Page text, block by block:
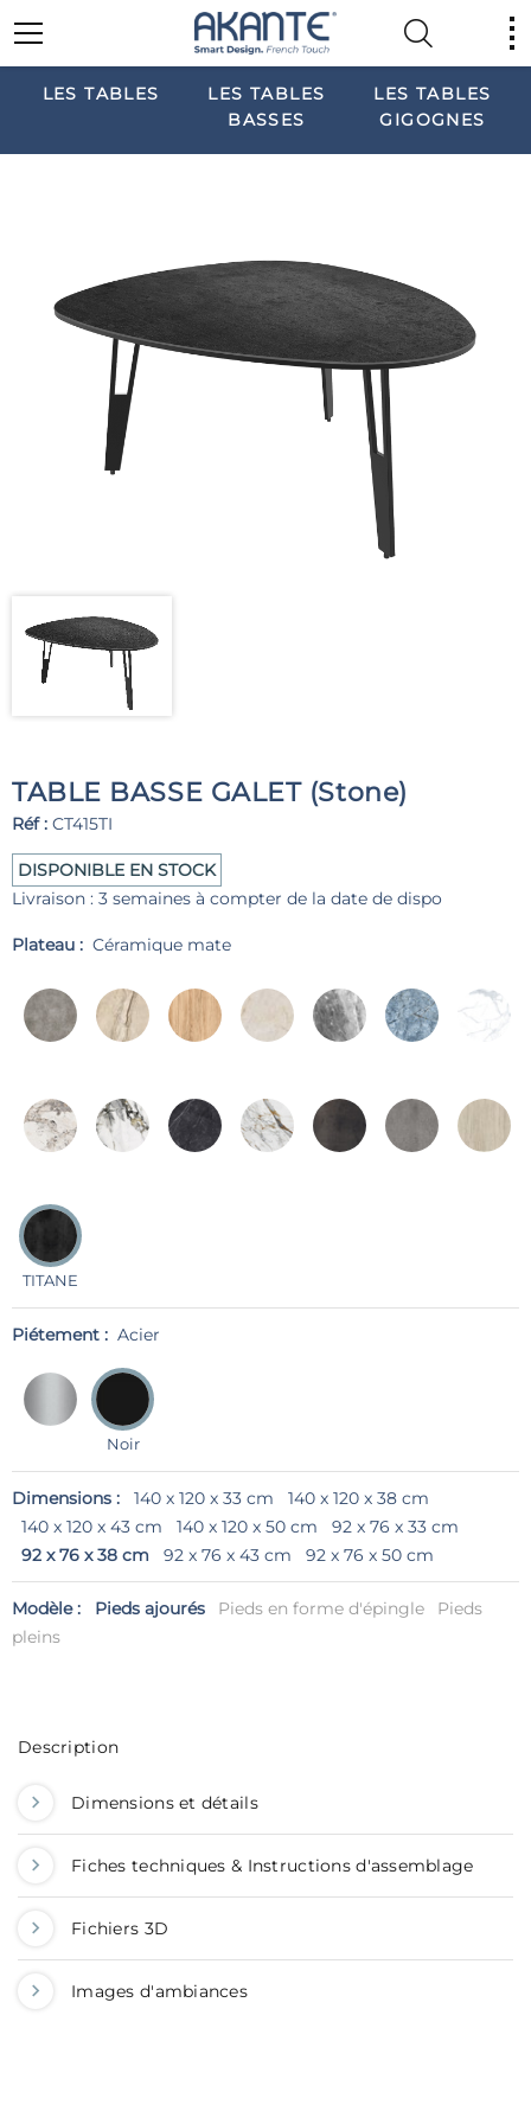
LES TABLES
LES TABLES
BASSES
LES TABLES
GIGOGNES
TABLE BASSE GALET (Stone)
Réf : CT415TI
DISPONIBLE EN STOCK
Livraison : 3 semaines à compter de la date de dispo
Plateau : Céramique mate
TITANE
Piétement : Acier
Noir
Dimensions : 140 x 120 x 33 cm
140 x 120 x 38 cm
140 x 120 x 43 cm
140 x 120 x 50 cm
92 x 76 x 33 cm
92 x 76 x 38 cm
92 x 76 x 43 cm 92 x 76 x 50 cm
Modèle : Pieds ajourés Pieds en forme d'épingle
Pieds
pleins
Description
Dimensions et détails
Fiches techniques & Instructions d'assemblage
Fichiers 3D
Images d'ambiances